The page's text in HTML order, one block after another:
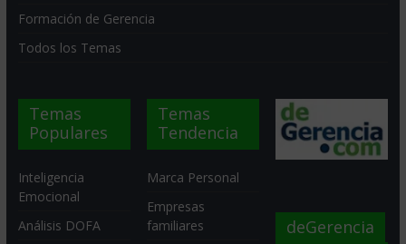
Formación de Gerencia
Todos los Temas
Temas
Populares
Inteligencia
Emocional
Análisis DOFA
Temas
Tendencia
Marca Personal
Empresas
familiares
deGerencia